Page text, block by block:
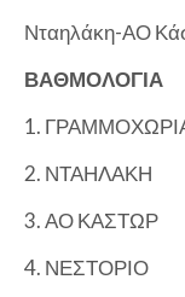
Νταηλάκη-ΑΟ
ΒΑΘΜΟΛΟΓΙΑ
1.
2. ΝΤΑΗΛΑΚΗ
3. ΑΟ ΚΑΣΤΩΡ
4. ΝΕΣΤΟΡΙΟ